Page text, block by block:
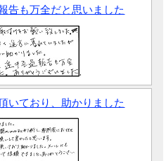
告も万全だと思いました
いており、助かりました